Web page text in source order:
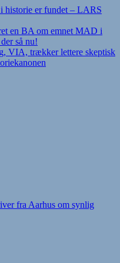
historie er fundet – LARS
en BA om emnet MAD i
så nu!
VIA, trækker lettere skeptisk
fra Aarhus om synlig